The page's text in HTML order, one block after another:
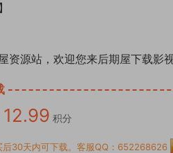
资源站，欢迎您来后期屋下载影
12.99 积分
后30天内可下载。客服QQ：652268626